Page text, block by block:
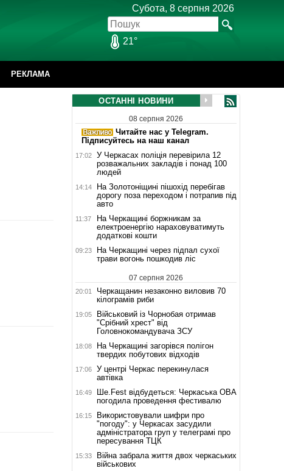
Субота, 8 серпня 2026
21°
РЕКЛАМА
ОСТАННІ НОВИНИ
08 серпня 2026
Читайте нас у Telegram.
Підписуйтесь на наш канал
17:02
У Черкасах поліція перевірила 12
розважальних закладів і понад 100
людей
14:14
На Золотоніщині пішохід перебігав
дорогу поза переходом і потрапив під
авто
11:37
На Черкащині боржникам за
електроенергію нараховуватимуть
додаткові кошти
09:23
На Черкащині через підпал сухої
трави вогонь пошкодив ліс
07 серпня 2026
20:01
Черкащанин незаконно виловив 70
кілограмів риби
19:05
Військовий із Чорнобая отримав
"Срібний хрест" від
Головнокомандувача ЗСУ
18:08
На Черкащині загорівся полігон
твердих побутових відходів
17:06
У центрі Черкас перекинулася
автівка
16:49
Ше.Fest відбудеться: Черкаська ОВА
погодила проведення фестивалю
16:15
Використовували шифри про
"погоду": у Черкасах засудили
адміністратора груп у телеграмі про
пересування ТЦК
15:33
Війна забрала життя двох черкаських
військових